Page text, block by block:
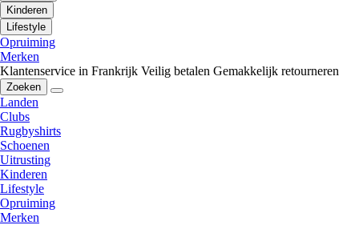
Kinderen
Lifestyle
Opruiming
Merken
Klantenservice in Frankrijk Veilig betalen Gemakkelijk retourneren
Zoeken
Landen
Clubs
Rugbyshirts
Schoenen
Uitrusting
Kinderen
Lifestyle
Opruiming
Merken